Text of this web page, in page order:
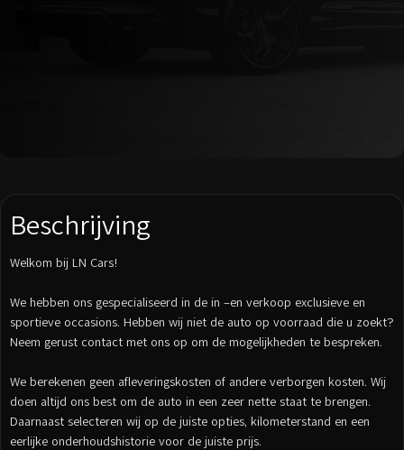
Beschrijving
Welkom bij LN Cars!
We hebben ons gespecialiseerd in de in –en verkoop exclusieve en
sportieve occasions. Hebben wij niet de auto op voorraad die u zoekt?
Neem gerust contact met ons op om de mogelijkheden te bespreken.
We berekenen geen afleveringskosten of andere verborgen kosten. Wij
doen altijd ons best om de auto in een zeer nette staat te brengen.
Daarnaast selecteren wij op de juiste opties, kilometerstand en een
eerlijke onderhoudshistorie voor de juiste prijs.